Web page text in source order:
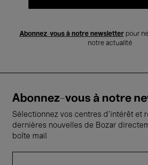
Abonnez-vous à notre newsletterpour
notre actualité
Abonnez-vous à notre
Sélectionnez vos centres d'intérêt et
dernières nouvelles de Bozar
boîte mail